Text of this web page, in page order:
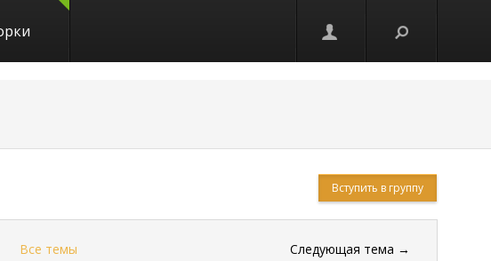
Вступить в группу
Все темы Следующая тема →